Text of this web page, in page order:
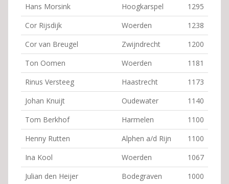
Hans Morsink
Hoogkarspel
1295
Cor Rijsdijk
Woerden
1238
Cor van Breugel
Zwijndrecht
1200
Ton Oomen
Woerden
1181
Rinus Versteeg
Haastrecht
1173
Johan Knuijt
Oudewater
1140
Tom Berkhof
Harmelen
1100
Henny Rutten
Alphen a/d Rijn
1100
Ina Kool
Woerden
1067
Julian den Heijer
Bodegraven 1000